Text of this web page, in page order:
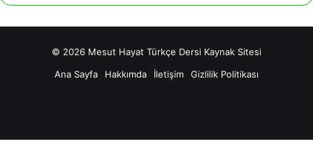
© 2026 Mesut Hayat Türkçe Dersi Kaynak Sitesi
Ana Sayfa
Hakkımda İletişim Gizlilik Politikası